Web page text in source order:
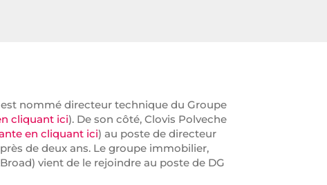
nommé directeur technique du Groupe
cliquant ici). De son côté, Clovis Polveche
en cliquant ici) au poste de directeur
de deux ans. Le groupe immobilier,
vient de le rejoindre au poste de DG